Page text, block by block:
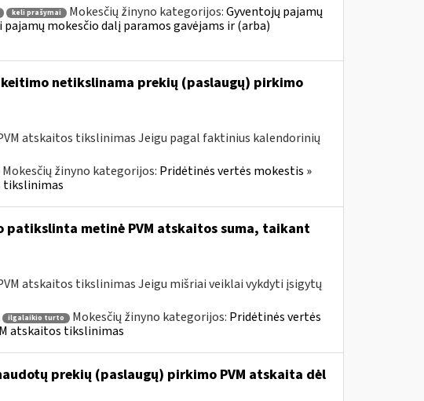
keli prašymai Mokesčių žinyno kategorijos:Gyventojų pajamų
mokesčio dalį paramos gavėjams ir (arba)
netikslinama prekių (paslaugų) pirkimo
atskaitos tikslinimas Jeigu pagal faktinius kalendorinių
Mokesčių žinyno kategorijos: Pridėtinės vertės mokestis »
tikslinimas
metinė PVM atskaitos suma, taikant
atskaitos tikslinimas Jeigu mišriai veiklai vykdyti įsigytų
ilgalaikio turto Mokesčių žinyno kategorijos: Pridėtinės vertės
atskaitos tikslinimas
prekių (paslaugų) pirkimo PVM atskaita dėl